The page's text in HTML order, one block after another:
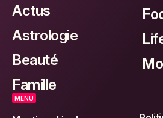
Actus
Astrologie
Beauté
Famille
MENU